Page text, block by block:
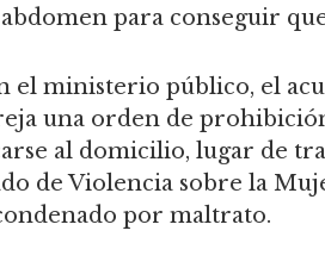
para conseguir
el ministerio público, el
una orden de
al domicilio, lugar de
de Violencia sobre la
por maltrato.